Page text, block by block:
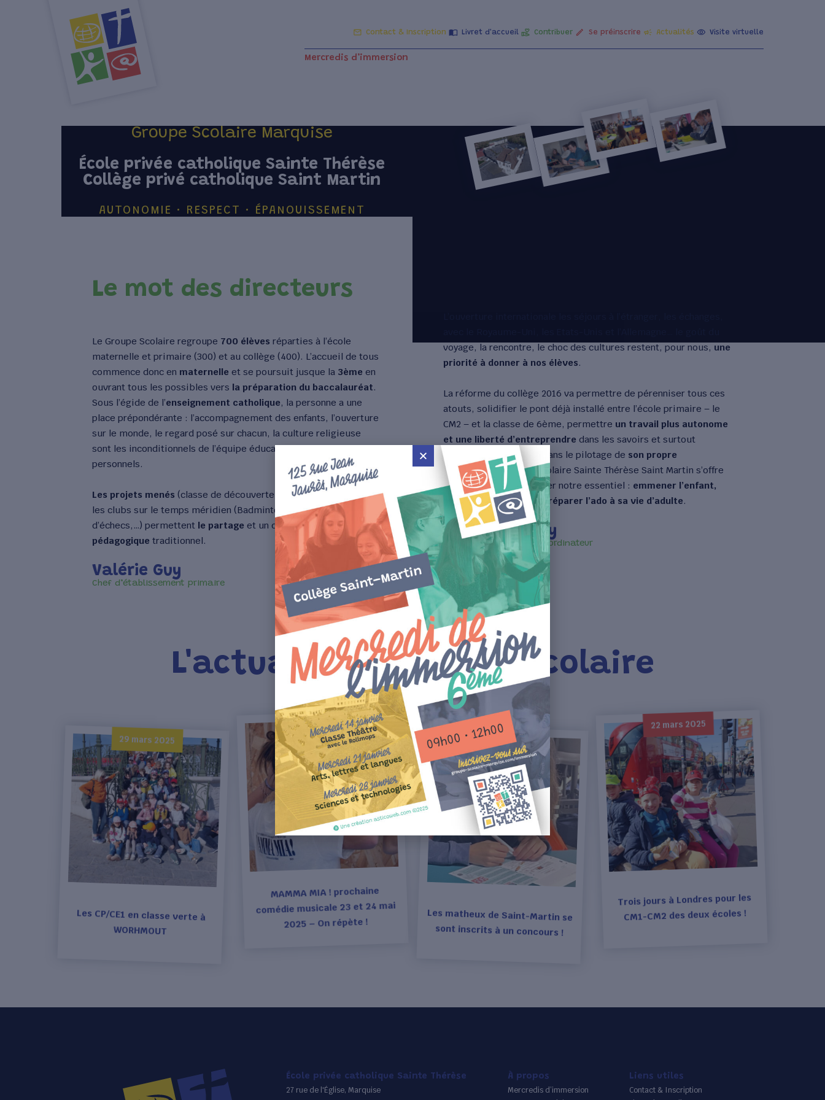
Contact & Inscription Livret d'accueil Contribuer Se préinscrire Actualités Visite virtuelle
Mercredis d’immersion
Groupe Scolaire Marquise
École privée catholique Sainte Thérèse
Collège privé catholique Saint Martin
AUTONOMIE • RESPECT • ÉPANOUISSEMENT
Le mot des directeurs
Le Groupe Scolaire regroupe 700 élèves réparties à l’école
maternelle et primaire (300) et au collège (400). L’accueil de tous
commence donc en maternelle et se poursuit jusque la 3ème en
ouvrant tous les possibles vers la préparation du baccalauréat.
Sous l’égide de l’enseignement catholique, la personne a une
place prépondérante : l’accompagnement des enfants, l’ouverture
sur le monde, le regard posé sur chacun, la culture religieuse
sont les inconditionnels de l’équipe éducative, professeurs et
personnels.
Les projets menés (classe de découverte, activités théâtrales,…),
les clubs sur le temps méridien (Badminton, modélisme, jeu
d’échecs,…) permettent le partage et un décalage du temps
pédagogique traditionnel.
Valérie Guy
Chef d’établissement primaire
voyage, la rencontre, le choc des cultures restent, pour nous, une
priorité à donner à nos élèves.
La réforme du collège 2016 va permettre de pérenniser tous ces
atouts, solidifier le pont déjà installé entre l’école primaire – le
CM2 – et la classe de 6ème, permettre un travail plus autonome
et une liberté d’entreprendre dans les savoirs et surtout
d’accompagner l’élève dans le pilotage de son propre
parcours.Le groupe scolaire Sainte Thérèse Saint Martin s’offre
un bel avenir sans oublier notre essentiel : emmener l’enfant,
accompagner l’élève, préparer l’ado à sa vie d’adulte.
Frédéric Bailly
Chef d'établissement coordinateur
L'actualité du groupe scolaire
Les CP/CE1 en classe verte à
WORHMOUT
29 mars 2025
MAMMA MIA ! prochaine
comédie musicale 23 et 24 mai
2025 – On répète !
29 mars 2025
Les matheux de Saint-Martin se
sont inscrits à un concours !
22 mars 2025
Trois jours à Londres pour les
CM1-CM2 des deux écoles !
22 mars 2025
École privée catholique Sainte Thérèse
27 rue de l'Église, Marquise
À propos
Mercredis d’immersion
Liens utiles
Contact & Inscription